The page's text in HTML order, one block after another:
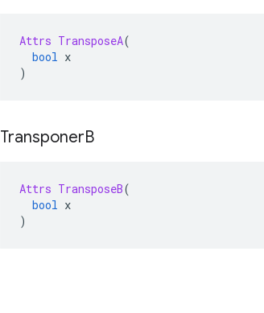
Attrs TransposeA(
bool x
)
TransponerB
Attrs TransposeB(
bool x
)